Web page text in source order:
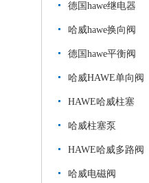
德国hawe继电器
哈威hawe换向阀
德国hawe平衡阀
哈威HAWE单向阀
HAWE哈威柱塞
哈威柱塞泵
HAWE哈威多路阀
哈威电磁阀